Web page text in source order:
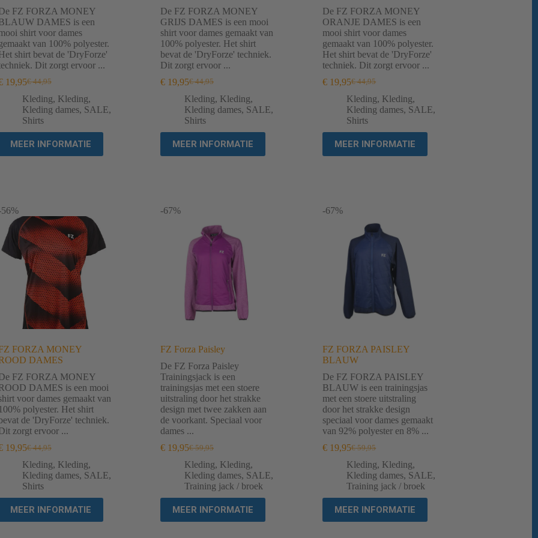
FZ FORZA MONEY
DAMES is een
shirt voor dames
van 100% polyester.
shirt bevat de 'DryForze'
Dit zorgt ervoor ...
€44,95
Oorspronkelijke
prijs
was:
€ 44,95.
19,95Huidige
prijs
is:
€ 19,95.
Kleding, Kleding,
Kleding dames, SALE,
Shirts
MEER INFORMATIE
De FZ FORZA MONEY
GRIJS DAMES is een mooi
shirt voor dames gemaakt van
100% polyester. Het shirt
bevat de 'DryForze' techniek.
Dit zorgt ervoor ...
€44,95
Oorspronkelijke
prijs
was:
€ 44,95.
€ 19,95Huidige
prijs
is:
€ 19,95.
Kleding, Kleding,
Kleding dames, SALE,
Shirts
MEER INFORMATIE
De FZ FORZA MONEY
ORANJE DAMES is een
mooi shirt voor dames
gemaakt van 100% polyester.
Het shirt bevat de 'DryForze'
techniek. Dit zorgt ervoor ...
€44,95
Oorspronkelijke
prijs
was:
€ 44,95.
€ 19,95Huidige
prijs
is:
€ 19,95.
Kleding, Kleding,
Kleding dames, SALE,
Shirts
MEER INFORMATIE
FORZA MONEY
DAMES
FZ FORZA MONEY
DAMES is een mooi
voor dames gemaakt van
polyester. Het shirt
de 'DryForze' techniek.
zorgt ervoor ...
€44,95
Oorspronkelijke
prijs
was:
€ 44,95.
19,95Huidige
prijs
is:
€ 19,95.
Kleding, Kleding,
Kleding dames, SALE,
Shirts
MEER INFORMATIE
-67%
FZ Forza Paisley
De FZ Forza Paisley
Trainingsjack is een
trainingsjas met een stoere
uitstraling door het strakke
design met twee zakken aan
de voorkant. Speciaal voor
dames ...
€59,95
Oorspronkelijke
prijs
was:
€ 59,95.
€ 19,95Huidige
prijs
is:
€ 19,95.
Kleding, Kleding,
Kleding dames, SALE,
Training jack / broek
MEER INFORMATIE
-67%
FZ FORZA PAISLEY
BLAUW
De FZ FORZA PAISLEY
BLAUW is een trainingsjas
met een stoere uitstraling
door het strakke design
speciaal voor dames gemaakt
van 92% polyester en 8% ...
€59,95
Oorspronkelijke
prijs
was:
€ 59,95.
€ 19,95Huidige
prijs
is:
€ 19,95.
Kleding, Kleding,
Kleding dames, SALE,
Training jack / broek
MEER INFORMATIE